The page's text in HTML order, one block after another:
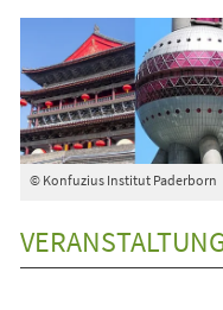
© Konfuzius Institut Paderborn